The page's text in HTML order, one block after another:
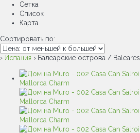
Сетка
Список
Карта
Сортировать по:
› Испания › Балеарские острова / Baleares